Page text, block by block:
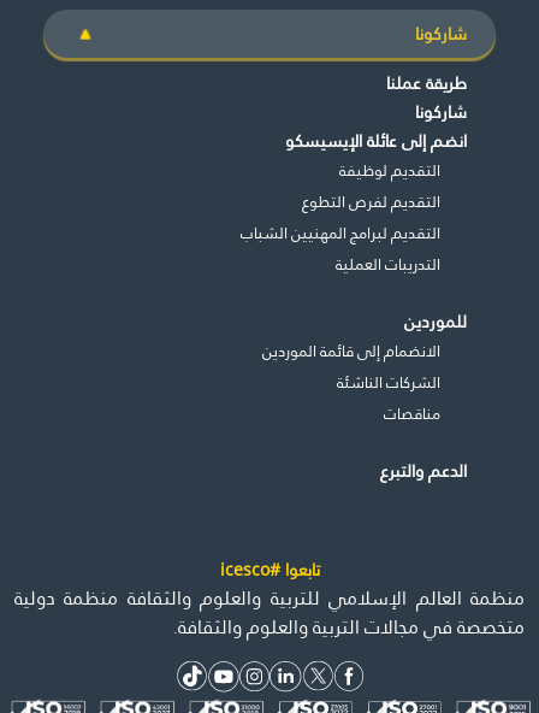
شاركونا
طريقة عملنا
شاركونا
انضم إلى عائلة الإيسيسكو
التقديم لوظيفة
التقديم لفرص التطوع
التقديم لبرامج المهنيين الشباب
التدريبات العملية
للموردين
الانضمام إلى قائمة الموردين
الشركات الناشئة
مناقصات
الدعم والتبرع
تابعوا #icesco
منظمة العالم الإسلامي للتربية والعلوم والثقافة منظمة دولية
متخصصة في مجالات التربية والعلوم والثقافة.